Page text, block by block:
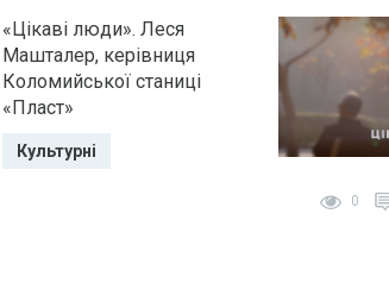
«Цікаві люди». Леся
Машталер, керівниця
Коломийської станиці
«Пласт»
Культурні
0